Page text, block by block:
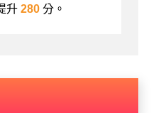
升 280 分。